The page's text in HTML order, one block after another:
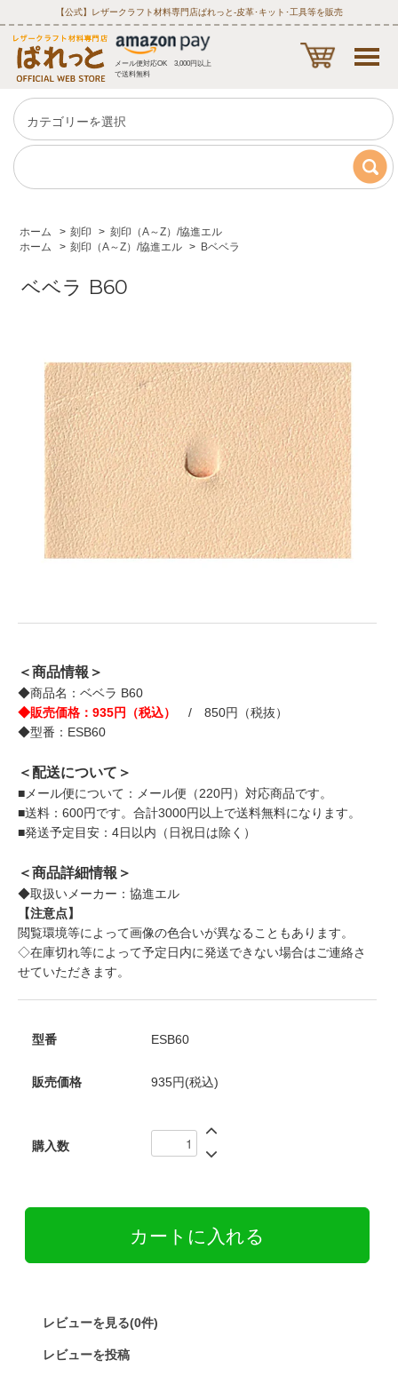
【公式】レザークラフト材料専門店ぱれっと‐皮革･キット･工具等を販売
メール便対応OK 3,000円以上
で送料無料
ホーム > 刻印 > 刻印（A～Z）/協進エル
ホーム
> 刻印（A～Z）/協進エル > Bベベラ
ベベラ B60
＜商品情報＞
◆商品名：ベベラ B60
◆販売価格：935円（税込）
/ 850円（税抜）
◆型番：ESB60
＜配送について＞
■メール便について：メール便（220円）対応商品です。
■送料：600円です。合計3000円以上で送料無料になります。
■発送予定目安：4日以内（日祝日は除く）
＜商品詳細情報＞
◆取扱いメーカー：協進エル
【注意点】
閲覧環境等によって画像の色合いが異なることもあります。
◇在庫切れ等によって予定日内に発送できない場合はご連絡さ
せていただきます。
型番 ESB60
販売価格 935円(税込)
購入数
レビューを見る(0件)
レビューを投稿